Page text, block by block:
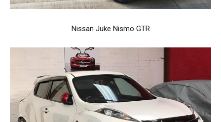
Nissan Juke Nismo GTR